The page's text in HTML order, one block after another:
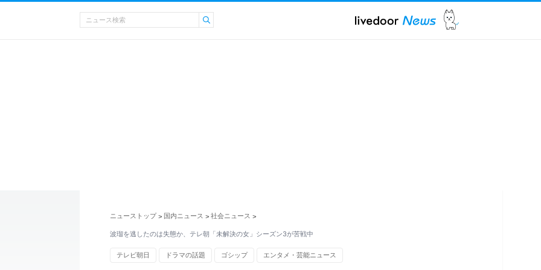
ニューストップ > 国内ニュース > 社会ニュース >
波瑠を逃したのは失態か、テレ朝「未解決の女」シーズン3が苦戦中
テレビ朝日 ドラマの話題 ゴシップ エンタメ・芸能ニュース